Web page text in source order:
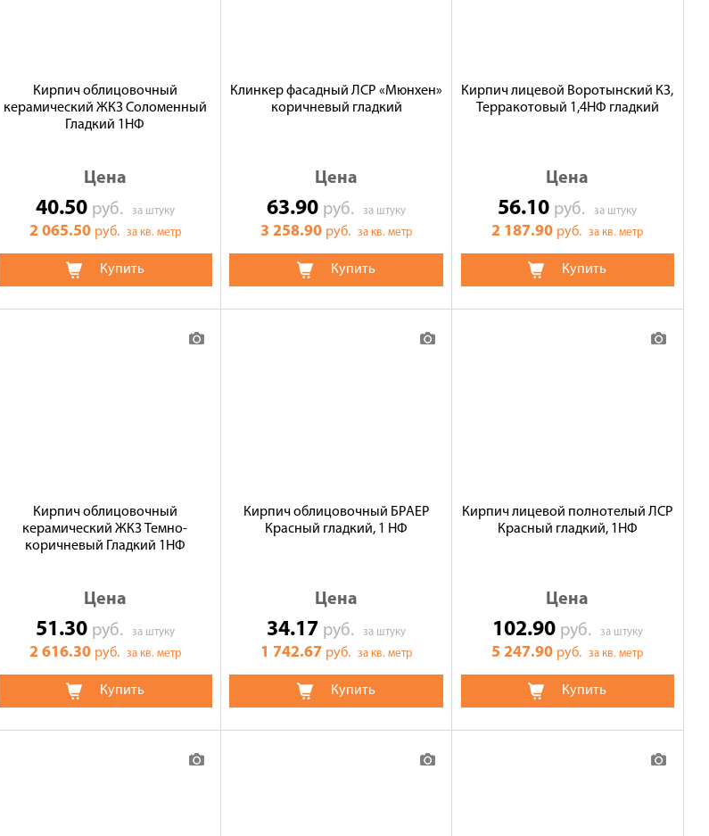
Кирпич облицовочный
керамический ЖКЗ Соломенный
Гладкий 1НФ
Цена
40.50 руб. за штуку
2 065.50 руб. за кв. метр
Купить
Клинкер фасадный ЛСР «Мюнхен»
коричневый гладкий
Цена
63.90 руб.за штуку
3 258.90 руб.за кв. метр
Купить
Кирпич лицевой Воротынский КЗ,
Терракотовый 1,4НФ гладкий
Цена
56.10 руб.за штуку
2 187.90 руб.за кв. метр
Купить
Кирпич облицовочный
керамический ЖКЗ Темно-
коричневый Гладкий 1НФ
Цена
51.30 руб. за штуку
2 616.30 руб. за кв. метр
Купить
Кирпич облицовочный БРАЕР
Красный гладкий, 1 НФ
Цена
34.17 руб.за штуку
1 742.67 руб.за кв. метр
Купить
Кирпич лицевой полнотелый ЛСР
Красный гладкий, 1НФ
Цена
102.90 руб. за штуку
5 247.90 руб.за кв. метр
Купить